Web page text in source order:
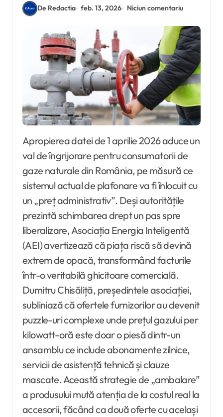
De Redactia feb. 13, 2026 Niciun comentariu
Apropierea datei de 1 aprilie 2026 aduce un
val de îngrijorare pentru consumatorii de
gaze naturale din România, pe măsură ce
sistemul actual de plafonare va fi înlocuit cu
un „preț administrativ”. Deși autoritățile
prezintă schimbarea drept un pas spre
liberalizare, Asociația Energia Inteligentă
(AEI) avertizează că piața riscă să devină
extrem de opacă, transformând facturile
într-o veritabilă ghicitoare comercială.
Dumitru Chisăliță, președintele asociației,
subliniază că ofertele furnizorilor au devenit
puzzle-uri complexe unde prețul gazului per
kilowatt-oră este doar o piesă dintr-un
ansamblu ce include abonamente zilnice,
servicii de asistență tehnică și clauze
mascate. Această strategie de „ambalare”
a produsului mută atenția de la costul real la
accesorii, făcând ca două oferte cu același